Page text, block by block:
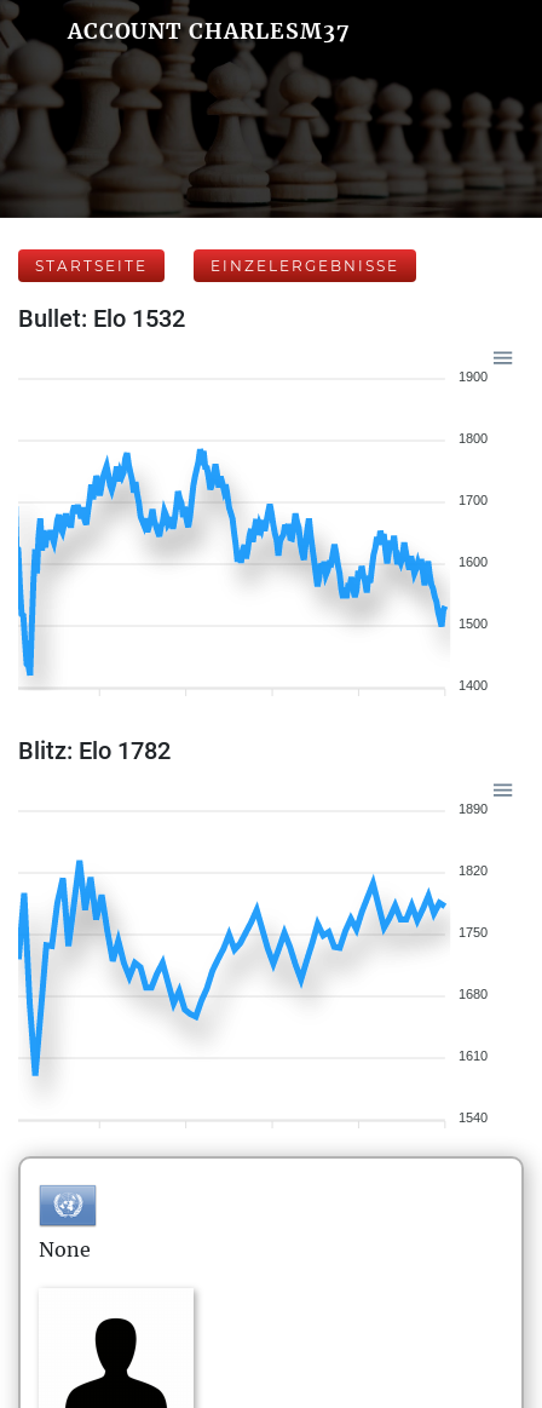
ACCOUNT CHARLESM37
STARTSEITE EINZELERGEBNISSE
Bullet: Elo 1532
1900
1800
1700
1600
1500
1400
Blitz: Elo 1782
1890
1820
1750
1680
1610
1540
None